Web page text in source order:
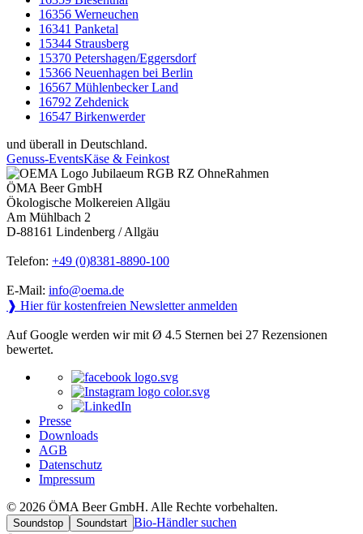
16356 Werneuchen
16341 Panketal
15344 Strausberg
15370 Petershagen/Eggersdorf
15366 Neuenhagen bei Berlin
16567 Mühlenbecker Land
16792 Zehdenick
16547 Birkenwerder
und überall in Deutschland.
Genuss-EventsKäse & Feinkost
ÖMA Beer GmbH
Ökologische Molkereien Allgäu
Am Mühlbach 2
D-88161 Lindenberg / Allgäu
Telefon: +49 (0)8381-8890-100
E-Mail: info@oema.de
❱ Hier für kostenfreien Newsletter anmelden
Auf Google werden wir mit Ø 4.5 Sternen bei 27 Rezensionen
bewertet.
Presse
Downloads
AGB
Datenschutz
Impressum
© 2026 ÖMA Beer GmbH. Alle Rechte vorbehalten.
Soundstop Soundstart Bio-Händler suchen